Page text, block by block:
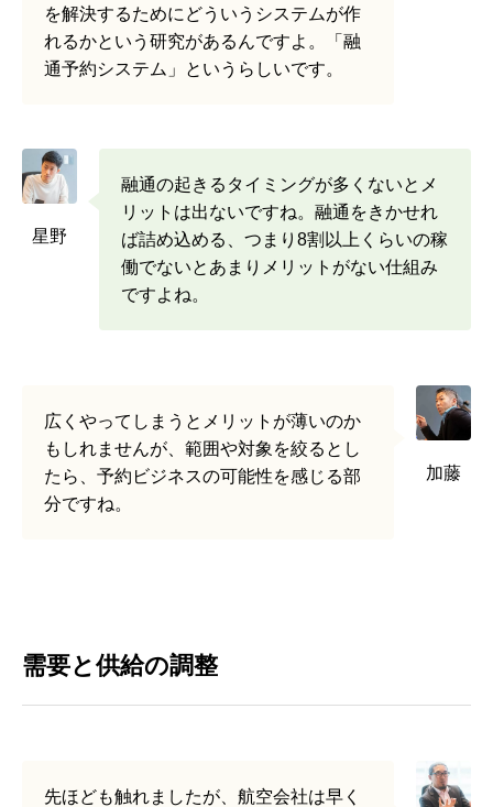
を解決するためにどういうシステムが作
れるかという研究があるんですよ。「融
通予約システム」というらしいです。
星野
融通の起きるタイミングが多くないとメ
リットは出ないですね。融通をきかせれ
ば詰め込める、つまり8割以上くらいの稼
働でないとあまりメリットがない仕組み
ですよね。
広くやってしまうとメリットが薄いのか
もしれませんが、範囲や対象を絞るとし
たら、予約ビジネスの可能性を感じる部
分ですね。
加藤
需要と供給の調整
先ほども触れましたが、航空会社は早く